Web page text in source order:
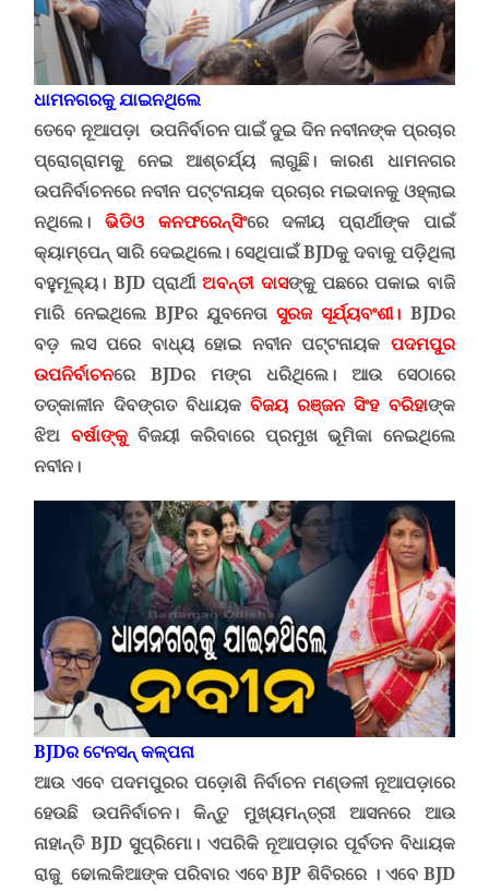
ଧାମନଗରକୁ ଯାଇନଥିଲେ
ତେବେ ନୂଆପଡ଼ା ଉପନିର୍ବାଚନ ପାଇଁ ଦୁଇ ଦିନ ନବୀନଙ୍କ ପ୍ରଚାର
ପ୍ରୋଗ୍ରାମକୁ ନେଇ ଆଶ୍ଚର୍ଯ୍ୟ ଲାଗୁଛି। କାରଣ ଧାମନଗର
ଉପନିର୍ବାଚନରେ ନବୀନ ପଟ୍ଟନାୟକ ପ୍ରଚାର ମଇଦାନକୁ ଓହ୍ଲାଇ
ନଥିଲେ।ଭିଡିଓ କନଫରେନ୍ସିଂରେ ଦଳୀୟ ପ୍ରାର୍ଥୀଙ୍କ ପାଇଁ
କ୍ୟାମ୍ପେନ୍ ସାରି ଦେଇଥିଲେ। ସେଥିପାଇଁBJDକୁ ଦବାକୁ ପଡ଼ିଥିଲା
ବହୁମୂଲ୍ୟ। BJDପ୍ରାର୍ଥୀଅବନ୍ତୀ ଦାସଙ୍କୁ ପଛରେ ପକାଇ ବାଜି
ମାରି ନେଇଥିଲେ BJPର ଯୁବନେତାସୁରଜ ସୂର୍ଯ୍ୟବଂଶୀ। BJDର
ବଡ଼ ଲସ ପରେ ବାଧ୍ୟ ହୋଇ ନବୀନ ପଟ୍ଟନାୟକ ପଦମପୁର
ଉପନିର୍ବାଚନରେBJDର ମଙ୍ଗ ଧରିଥିଲେ। ଆଉ ସେଠାରେ
ତତ୍କାଳୀନ ଦିବଙ୍ଗତ ବିଧାୟକବିଜୟ ରଞ୍ଜନ ସିଂହ ବରିହାଙ୍କ
ଝିଅ ବର୍ଷାଙ୍କୁବିଜୟୀ କରିବାରେ ପ୍ରମୁଖ ଭୂମିକା ନେଇଥିଲେ
ନବୀନ ।
BJDର ଟେନସନ୍ କଳ୍ପନା
ଆଉ ଏବେ ପଦମପୁରର ପଡ଼ୋଶି ନିର୍ବାଚନ ମଣ୍ଡଳୀ ନୂଆପଡ଼ାରେ
ହେଉଛି ଉପନିର୍ବାଚନ। କିନ୍ତୁ ମୁଖ୍ୟମନ୍ତ୍ରୀ ଆସନରେ ଆଉ
ନାହାନ୍ତିBJD ସୁପ୍ରିମୋ । ଏପରିକି ନୂଆପଡ଼ାର ପୂର୍ବତନ ବିଧାୟକ
ରାଜୁ ଢୋଲକିଆଙ୍କ ପରିବାର ଏବେBJP ଶିବିରରେ । ଏବେ BJD